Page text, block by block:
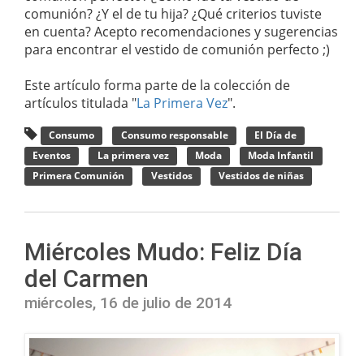
comunión? ¿Y el de tu hija? ¿Qué criterios tuviste
en cuenta? Acepto recomendaciones y sugerencias
para encontrar el vestido de comunión perfecto ;)
Este artículo forma parte de la colección de
artículos titulada "La Primera Vez".
Consumo Consumo responsable
El Día de
Eventos
La primera vez Moda
Moda Infantil
Primera Comunión
Vestidos Vestidos de niñas
Miércoles Mudo: Feliz Día
del Carmen
miércoles, 16 de julio de 2014